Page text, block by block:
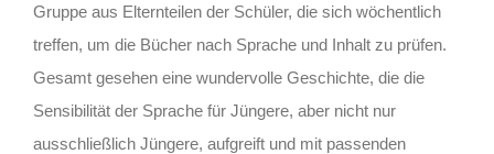
Gruppe aus Elternteilen der Schüler, die sich wöchentlich
treffen, um die Bücher nach Sprache und Inhalt zu prüfen.
Gesamt gesehen eine wundervolle Geschichte, die die
Sensibilität der Sprache für Jüngere, aber nicht nur
ausschließlich Jüngere, aufgreift und mit passenden